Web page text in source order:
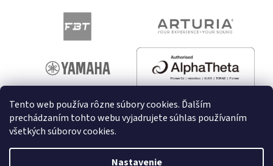
Tento web používa rôzne súbory cookies. Ďalším
prechádzaním tohto webu vyjadrujete súhlas používaním
všetkých súborov cookies.
Nastavenie
Vytvoril Shoptet